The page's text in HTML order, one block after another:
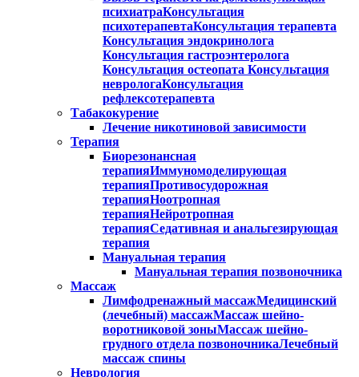
психиатраКонсультация
психотерапевтаКонсультация терапевта
Консультация эндокринолога
Консультация гастроэнтеролога
Консультация остеопата Консультация
неврологаКонсультация
рефлексотерапевта
Табакокурение
Лечение никотиновой зависимости
Терапия
Биорезонансная
терапияИммуномоделирующая
терапияПротивосудорожная
терапияНоотропная
терапияНейротропная
терапияСедативная и анальгезирующая
терапия
Мануальная терапия
Мануальная терапия позвоночника
Массаж
Лимфодренажный массажМедицинский
(лечебный) массажМассаж шейно-
воротниковой зоныМассаж шейно-
грудного отдела позвоночникаЛечебный
массаж спины
Неврология